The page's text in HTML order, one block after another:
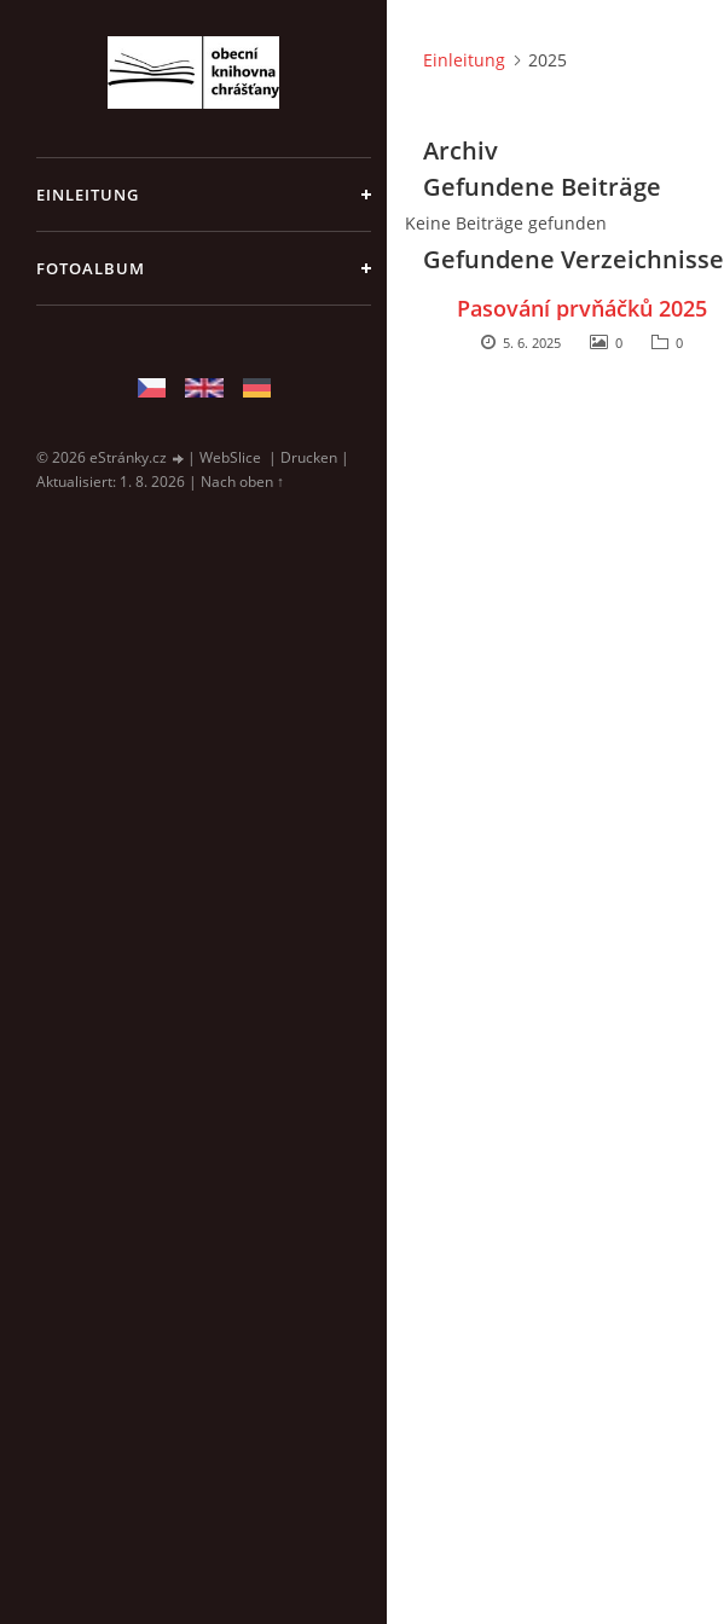
EINLEITUNG
FOTOALBUM
© 2026 eStránky.cz | WebSlice | Drucken |
Aktualisiert: 1. 8. 2026 | Nach oben ↑
Einleitung 2025
Archiv
Gefundene Beiträge
Keine Beiträge gefunden
Gefundene Verzeichnisse
Pasování prvňáčků 2025
5. 6. 2025 0 0